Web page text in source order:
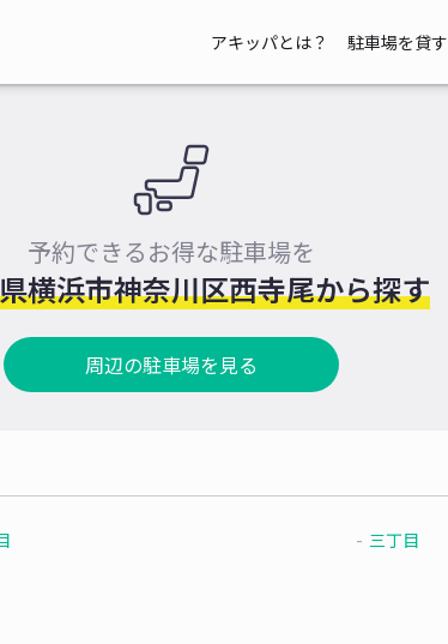
アキッパとは？ 駐車場を貸す
予約できるお得な駐車場を
横浜市神奈川区西寺尾から探す
周辺の駐車場を見る
三丁目